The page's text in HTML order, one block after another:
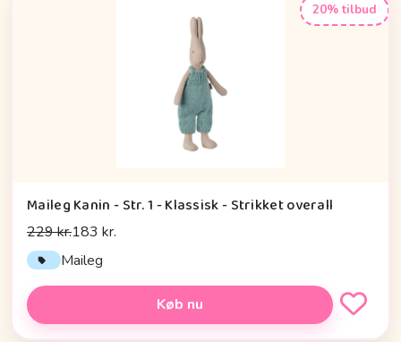
20% tilbud
Maileg Kanin - Str. 1 - Klassisk - Strikket overall
229 kr.183 kr.
Maileg
Køb nu